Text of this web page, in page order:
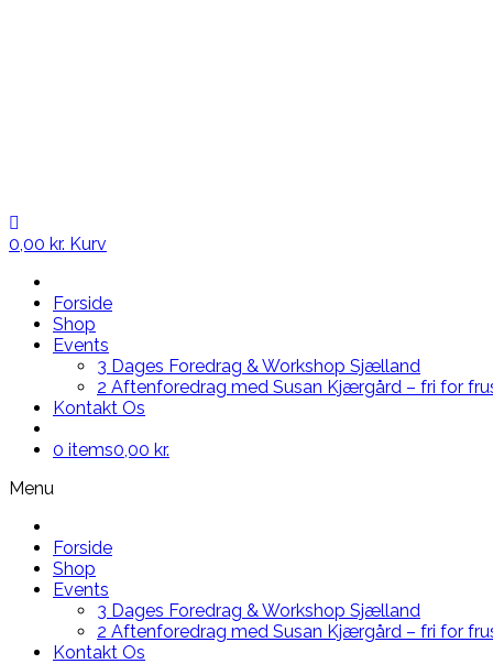
0,00 kr. Kurv
Forside
Shop
Events
3 Dages Foredrag & Workshop Sjælland
2 Aftenforedrag med Susan Kjærgård – fri for
Kontakt Os
0 items0,00 kr.
Menu
Forside
Shop
Events
3 Dages Foredrag & Workshop Sjælland
2 Aftenforedrag med Susan Kjærgård – fri for
Kontakt Os